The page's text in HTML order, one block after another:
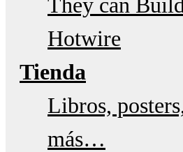
Hotwire
Tienda
Libros,
más…